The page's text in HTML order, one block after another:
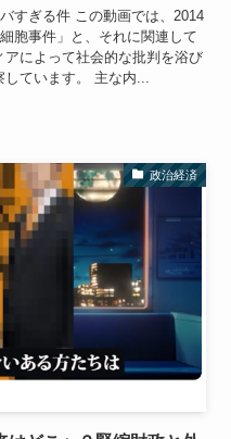
すぎる件 この動画では、2014
胞事件」と、それに関連して
によって社会的な批判を浴び
ています。 主な内...
政治経済